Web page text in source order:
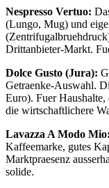
Nespresso Vertuo:
(Lungo, Mug) und
Drittanbieter-Markt.
Dolce Gusto (Jura):
Getraenke-Auswahl.
Euro). Fuer
die wirtschaftlichere
Lavazza A Modo Mio:
Kaffeemarke, gutes
Marktpraesenz
solide.